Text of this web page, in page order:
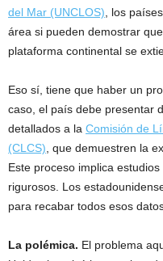
del Mar (UNCLOS) , los
área si pueden demostrar
plataforma continental se
Eso sí, tiene que haber un
caso, el país debe presentar
detallados a la Comisión de
(CLCS) , que demuestren la
Este proceso implica
rigurosos. Los
para recabar todos esos
La polémica. El problema